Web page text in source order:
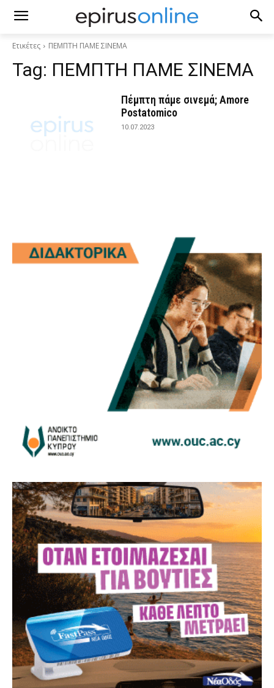
Ετικέτες ΠΕΜΠΤΗ ΠΑΜΕ ΣΙΝΕΜΑ
Tag: ΠΕΜΠΤΗ ΠΑΜΕ ΣΙΝΕΜΑ
Πέμπτη πάμε σινεμά; Amore
Postatomico
10.07.2023